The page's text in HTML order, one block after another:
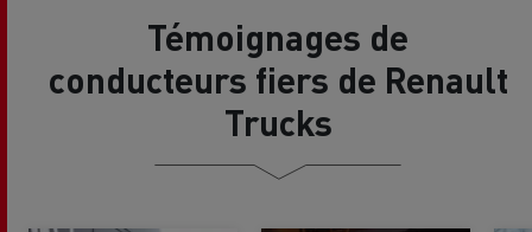
Témoignages de
conducteurs fiers de Renault
Trucks